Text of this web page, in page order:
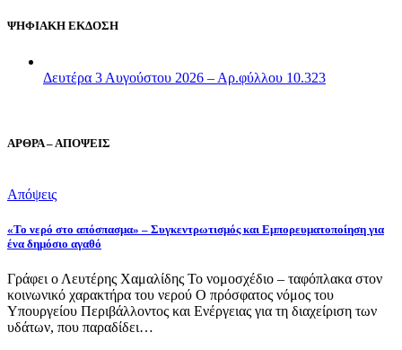
ΨΗΦΙΑΚΗ ΕΚΔΟΣΗ
Δευτέρα 3 Αυγούστου 2026 – Αρ.φύλλου 10.323
ΑΡΘΡΑ – ΑΠΟΨΕΙΣ
Απόψεις
«Το νερό στο απόσπασμα» – Συγκεντρωτισμός και Εμπορευματοποίηση για
ένα δημόσιο αγαθό
Γράφει ο Λευτέρης Χαμαλίδης Το νομοσχέδιο – ταφόπλακα στον
κοινωνικό χαρακτήρα του νερού Ο πρόσφατος νόμος του
Υπουργείου Περιβάλλοντος και Ενέργειας για τη διαχείριση των
υδάτων, που παραδίδει…